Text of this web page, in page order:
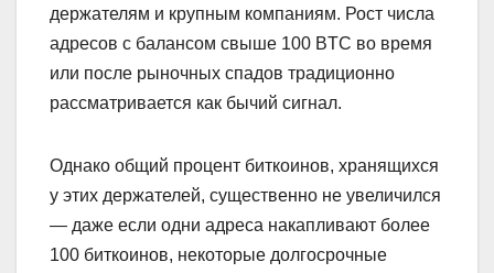
держателям и крупным компаниям. Рост числа
адресов с балансом свыше 100 BTC во время
или после рыночных спадов традиционно
рассматривается как бычий сигнал.
Однако общий процент биткоинов, хранящихся
у этих держателей, существенно не увеличился
— даже если одни адреса накапливают более
100 биткоинов, некоторые долгосрочные